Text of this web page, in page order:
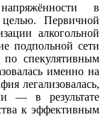
в
Первичной
алкогольной
подпольной сети
по спекулятивным
именно на
легализовалась,
— в результате
к эффективным